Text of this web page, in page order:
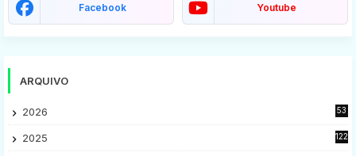
Facebook Youtube
ARQUIVO
2026 53
2025 122